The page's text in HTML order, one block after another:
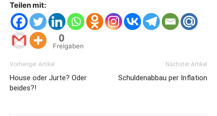
Teilen mit:
0
Freigaben
Vorheriger Artikel
House oder Jurte? Oder
beides?!
Nächster Artikel
Schuldenabbau per Inflation